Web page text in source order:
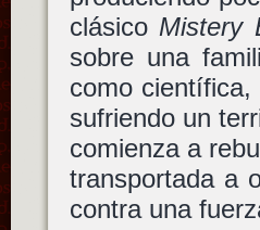
clásico Mistery
sobre una
como
sufriendo un
comienza a
transportada a
contra una